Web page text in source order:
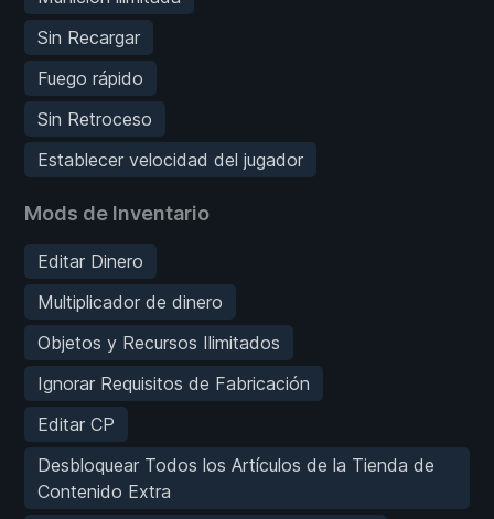
Sin Recargar
Fuego rápido
Sin Retroceso
Establecer velocidad del jugador
Mods de Inventario
Editar Dinero
Multiplicador de dinero
Objetos y Recursos Ilimitados
Ignorar Requisitos de Fabricación
Editar CP
Desbloquear Todos los Artículos de la Tienda de
Contenido Extra